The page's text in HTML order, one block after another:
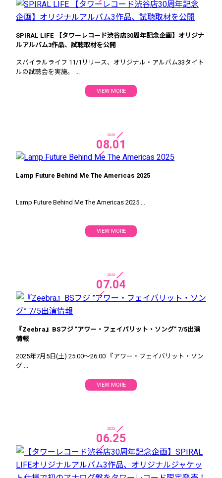
SPIRAL LIFE 【タワーレコード渋谷店30周年記念企画】オリジナ
ルアルバム3作品、試聴取材を公開
スパイラルライフ 11/1リリース、オリジナル・アルバム33タイト
ルの試聴会を実施。 ...
VIEW MORE
2025
08.01
Lamp Future Behind Me The Americas 2025
Lamp Future Behind Me The Americas 2025 ...
VIEW MORE
2025
07.04
『Zeebra』BSフジ ”アワー・フェイバリット・ソング” 7/5出演
情報
2025年7月5日(土) 25:00～26:00 『アワー・フェイバリット・ソン
グ ...
VIEW MORE
2025
06.25
FEATURE
WHAT'S NEW
COMPANY INFO
CONTACT